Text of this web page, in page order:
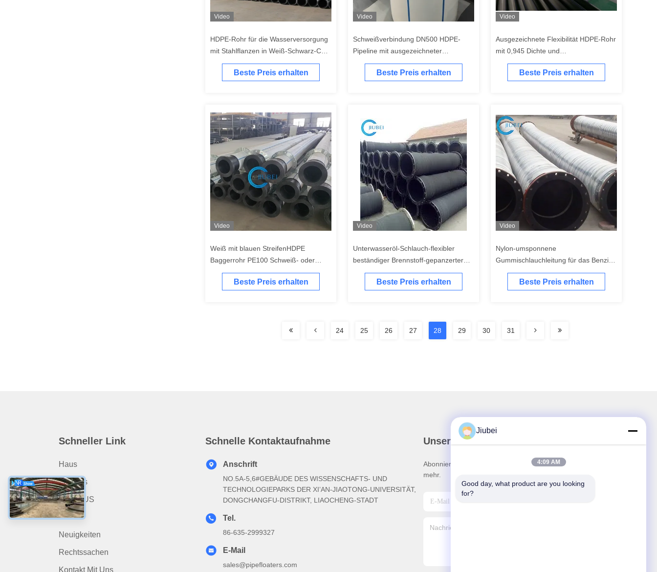
Video
HDPE-Rohr für die Wasserversorgung
mit Stahlflanzen in Weiß-Schwarz-Co-
Extrudiert
Beste Preis erhalten
Video
Schweißverbindung DN500 HDPE-
Pipeline mit ausgezeichneter
Flexibilität
Beste Preis erhalten
Video
Ausgezeichnete Flexibilität HDPE-Rohr
mit 0,945 Dichte und
Korrosionsbeständigkeit
Beste Preis erhalten
Video
Weiß mit blauen StreifenHDPE
Baggerrohr PE100 Schweiß- oder
Flanschverbindung
Beste Preis erhalten
Video
Unterwasseröl-Schlauch-flexibler
beständiger Brennstoff-gepanzerter
ausbaggernder Sauggummischlauch
Beste Preis erhalten
Video
Nylon-umsponnene
Gummischlauchleitung für das Benzin-
Kraftstoffleitungs-gepanzerte
AusbaggernBeste Preis erhalten
24 25 26 27 28 29 30 31
Schneller Link
Haus
Produits
ÜBER US
Video
Neuigkeiten
Rechtssachen
Kontakt Mit Uns
Schnelle Kontaktaufnahme
Anschrift
NO.5A-5,6#GEBÄUDE DES WISSENSCHAFTS- UND
TECHNOLOGIEPARKS DER XI’AN-JIAOTONG-UNIVERSITÄT,
DONGCHANGFU-DISTRIKT, LIAOCHENG-STADT
Tel.
86-635-2999327
E-Mail
sales@pipefloaters.com
Unser Newsletter
Abonnieren Sie unseren Newsletter für Rabatte und
mehr.
Jiubei
4:09 AM
Good day, what product are you looking
for?